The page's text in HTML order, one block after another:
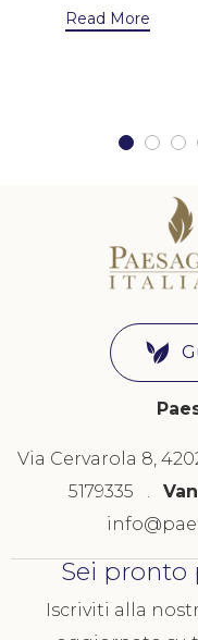
Read More
Via Cervarola 8,
5179335 .
Sei pronto
Iscriviti alla